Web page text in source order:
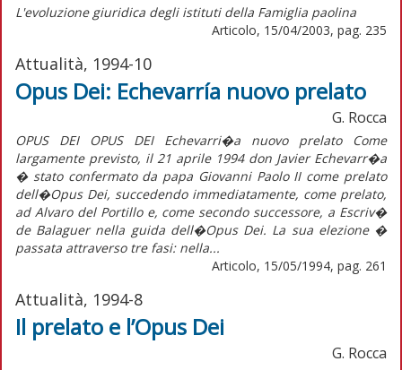
L'evoluzione giuridica degli istituti della Famiglia paolina
Articolo, 15/04/2003, pag. 235
Attualità, 1994-10
Opus Dei: Echevarría nuovo prelato
G. Rocca
OPUS DEI OPUS DEI Echevarri�a nuovo prelato Come
largamente previsto, il 21 aprile 1994 don Javier Echevarr�a
� stato confermato da papa Giovanni Paolo II come prelato
dell�Opus Dei, succedendo immediatamente, come prelato,
ad Alvaro del Portillo e, come secondo successore, a Escriv�
de Balaguer nella guida dell�Opus Dei. La sua elezione �
passata attraverso tre fasi: nella...
Articolo, 15/05/1994, pag. 261
Attualità, 1994-8
Il prelato e l’Opus Dei
G. Rocca